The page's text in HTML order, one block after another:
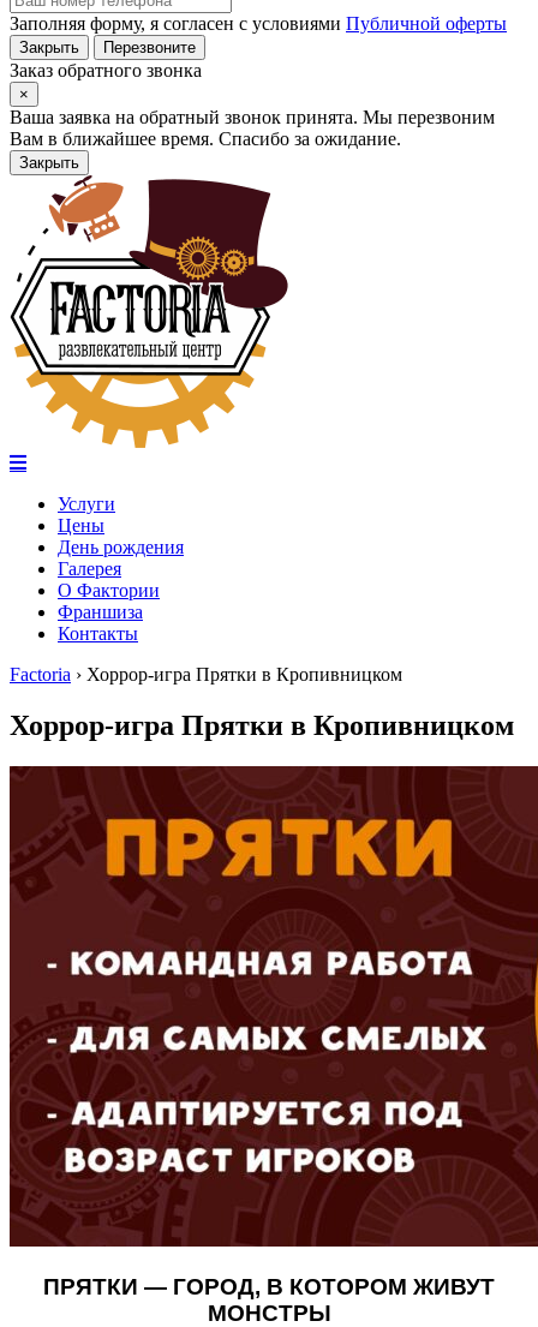
Заполняя форму, я согласен с условиями Публичной оферты
Закрыть Перезвоните
Заказ обратного звонка
×
Ваша заявка на обратный звонок принята. Мы перезвоним
Вам в ближайшее время. Спасибо за ожидание.
Закрыть
Услуги
Цены
День рождения
Галерея
О Фактории
Франшиза
Контакты
Factoria › Хоррор-игра Прятки в Кропивницком
Хоррор-игра Прятки в Кропивницком
ПРЯТКИ — ГОРОД, В КОТОРОМ ЖИВУТ
МОНСТРЫ